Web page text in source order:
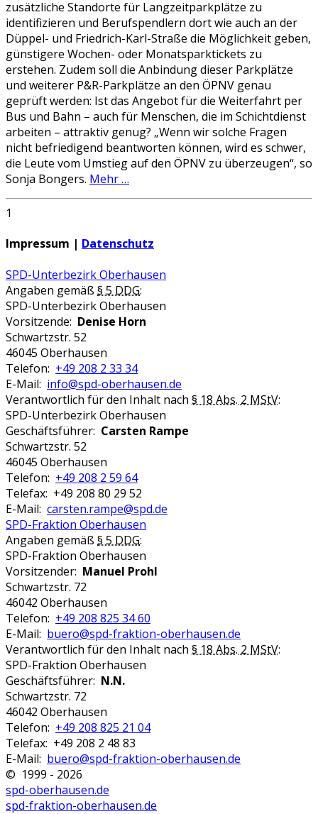
zusätzliche Standorte für Langzeitparkplätze zu
identifizieren und Berufspendlern dort wie auch an der
Düppel- und Friedrich-Karl-Straße die Möglichkeit geben,
günstigere Wochen- oder Monatsparktickets zu
erstehen. Zudem soll die Anbindung dieser Parkplätze
und weiterer P&R-Parkplätze an den ÖPNV genau
geprüft werden: Ist das Angebot für die Weiterfahrt per
Bus und Bahn – auch für Menschen, die im Schichtdienst
arbeiten – attraktiv genug? „Wenn wir solche Fragen
nicht befriedigend beantworten können, wird es schwer,
die Leute vom Umstieg auf den ÖPNV zu überzeugen“, so
Sonja Bongers. Mehr …
1
Impressum | Datenschutz
SPD-Unterbezirk Oberhausen
Angaben gemäß § 5 DDG:
SPD-Unterbezirk Oberhausen
Vorsitzende: Denise Horn
Schwartzstr. 52
46045 Oberhausen
Telefon: +49 208 2 33 34
E-Mail: info@spd-oberhausen.de
Verantwortlich für den Inhalt nach § 18 Abs. 2 MStV:
SPD-Unterbezirk Oberhausen
Geschäftsführer: Carsten Rampe
Schwartzstr. 52
46045 Oberhausen
Telefon: +49 208 2 59 64
Telefax: +49 208 80 29 52
E-Mail: carsten.rampe@spd.de
SPD-Fraktion Oberhausen
Angaben gemäß § 5 DDG:
SPD-Fraktion Oberhausen
Vorsitzender: Manuel Prohl
Schwartzstr. 72
46042 Oberhausen
Telefon: +49 208 825 34 60
E-Mail: buero@spd-fraktion-oberhausen.de
Verantwortlich für den Inhalt nach § 18 Abs. 2 MStV:
SPD-Fraktion Oberhausen
Geschäftsführer: N.N.
Schwartzstr. 72
46042 Oberhausen
Telefon: +49 208 825 21 04
Telefax: +49 208 2 48 83
E-Mail: buero@spd-fraktion-oberhausen.de
© 1999 - 2026
spd-oberhausen.de
spd-fraktion-oberhausen.de